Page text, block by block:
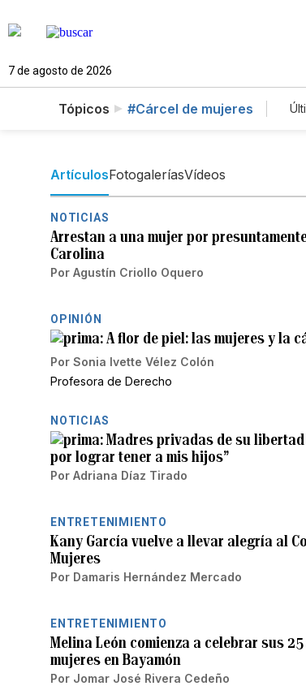
7 de agosto de 2026
Tópicos #Cárcel de mujeres
ArtículosFotogaleríasVídeos
NOTICIAS
Arrestan a una mujer por
Carolina
Por Agustín Criollo Oquero
OPINIÓN
A flor de piel: las mujeres y la
Por Sonia Ivette Vélez Colón
Profesora de Derecho
NOTICIAS
Madres privadas de su
por lograr tener a mis hijos”
Por Adriana Díaz Tirado
ENTRETENIMIENTO
Kany García vuelve a llevar alegría al
Mujeres
Por Damaris Hernández Mercado
ENTRETENIMIENTO
Melina León comienza a celebrar sus
mujeres en Bayamón
Por Jomar José Rivera Cedeño